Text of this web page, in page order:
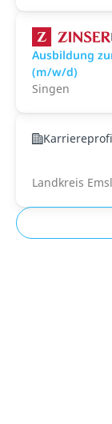
Ausbildung
(m/w/d)
Singen
Landkreis